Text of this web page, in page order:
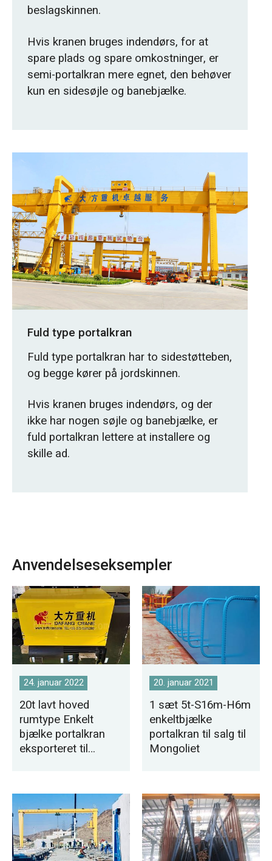
beslagskinnen.
Hvis kranen bruges indendørs, for at
spare plads og spare omkostninger, er
semi-portalkran mere egnet, den behøver
kun en sidesøjle og banebjælke.
Fuld type portalkran
Fuld type portalkran har to sidestøtteben,
og begge kører på jordskinnen.
Hvis kranen bruges indendørs, og der
ikke har nogen søjle og banebjælke, er
fuld portalkran lettere at installere og
skille ad.
Anvendelseseksempler
24. januar 2022
20t lavt hoved
rumtype Enkelt
bjælke portalkran
eksporteret til
20. januar 2021
1 sæt 5t-S16m-H6m
enkeltbjælke
portalkran til salg til
Mongoliet